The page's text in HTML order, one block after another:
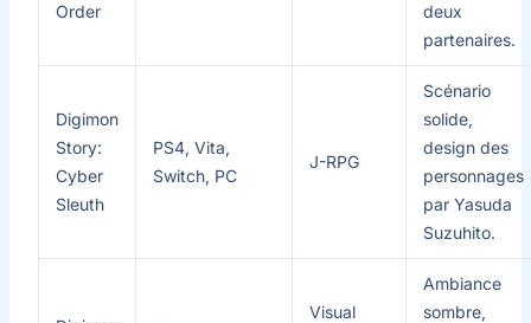
Order
deux
partenaires.
Digimon
Story:
Cyber
Sleuth
PS4, Vita,
Switch, PC
J-RPG
Scénario
solide,
design des
personnages
par Yasuda
Suzuhito.
Visual
Ambiance
sombre,